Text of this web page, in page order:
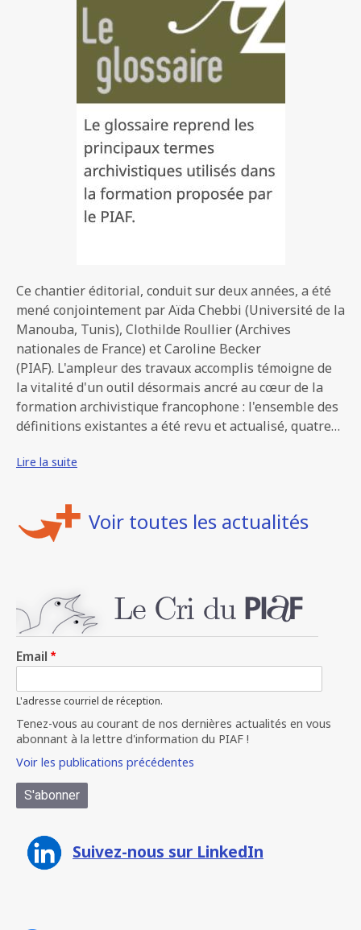
Ce chantier éditorial, conduit sur deux années, a été
mené conjointement par Aïda Chebbi (Université de la
Manouba, Tunis), Clothilde Roullier (Archives
nationales de France) et Caroline Becker
(PIAF). L'ampleur des travaux accomplis témoigne de
la vitalité d'un outil désormais ancré au cœur de la
formation archivistique francophone : l'ensemble des
définitions existantes a été revu et actualisé, quatre…
Lire la suite
Voir toutes les actualités
Email
L'adresse courriel de réception.
Tenez-vous au courant de nos dernières actualités en vous
abonnant à la lettre d'information du PIAF !
Voir les publications précédentes
Suivez-nous sur LinkedIn